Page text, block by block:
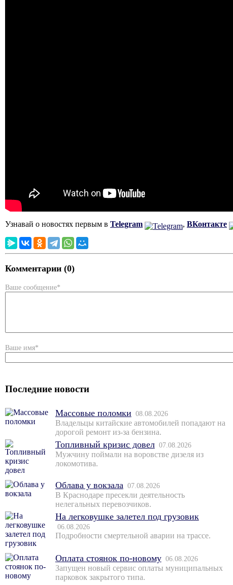
Узнавай о новостях первым в Telegram , ВКонтакте
Комментарии (0)
Ваше сообщение*
Ваше имя*
Последние новости
Массовые поломки 08.08.2026
Владельцы китайские автомобилей попадают на
дорогой ремонт из-за бензина.
Топливный кризис довел 07.08.2026
Мужчину поймали на воровстве дизеля из
локомотива.
Облава у вокзала 07.08.2026
В Краснодаре пресекли деятельность
нелегальных перевозчиков.
На легковушке залетел под грузовик
06.08.2026
Подробности смертельной аварии на трассе.
Оплата стоянок по-новому 06.08.2026
Запущен новый сервис оплаты муниципальных
парковок закрытого типа.